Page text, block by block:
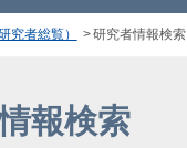
究者総覧） 研究者情報検索
報検索